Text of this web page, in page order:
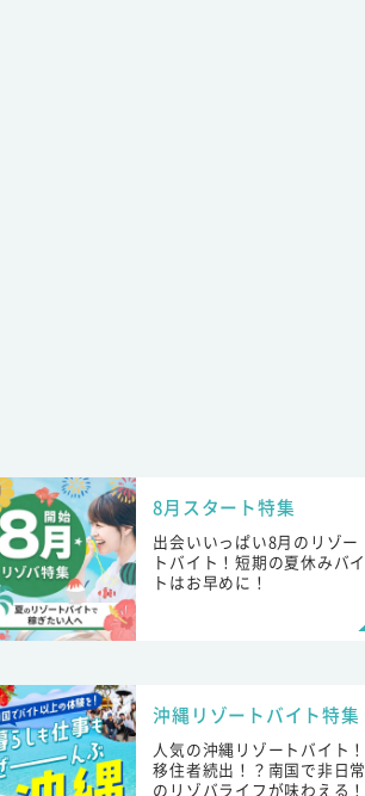
8月スタート特集
出会いいっぱい8月のリゾー
トバイト！短期の夏休みバイ
トはお早めに！
沖縄リゾートバイト特集
人気の沖縄リゾートバイト！
移住者続出！？南国で非日常
のリゾバライフが味わえる！